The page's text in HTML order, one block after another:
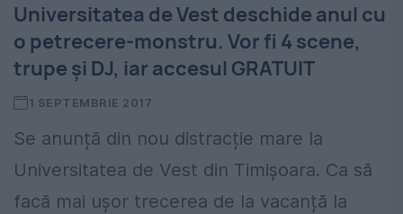
Universitatea de Vest deschide anul cu
o petrecere-monstru. Vor fi 4 scene,
trupe și DJ, iar accesul GRATUIT
1 SEPTEMBRIE 2017
Se anunță din nou distracție mare la
Universitatea de Vest din Timișoara. Ca să
facă mai ușor trecerea de la vacanță la